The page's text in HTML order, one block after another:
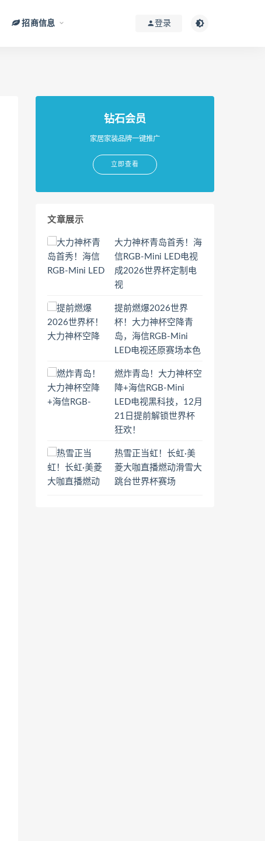
招商信息 登录
钻石会员
家居家装品牌一键推广
立即查看
文章展示
大力神杯青岛首秀！海
信RGB-Mini LED电视
成2026世界杯定制电
视
提前燃爆2026世界
杯！大力神杯空降青
岛，海信RGB-Mini
LED电视还原赛场本色
燃炸青岛！大力神杯空
降+海信RGB-Mini
LED电视黑科技，12月
21日提前解锁世界杯
狂欢！
热雪正当虹！长虹·美
菱大咖直播燃动滑雪大
跳台世界杯赛场